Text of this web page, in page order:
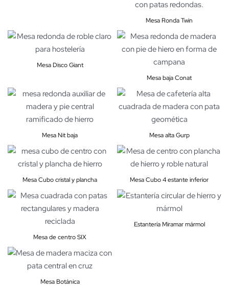
Mesa Ronda Twin
Mesa Disco Giant
Mesa baja Conat
Mesa Nit baja Mesa alta Gurp
Mesa Cubo cristal y plancha Mesa Cubo 4 estante inferior
Mesa de centro SIX
Estantería Miramar mármol
Mesa Botánica